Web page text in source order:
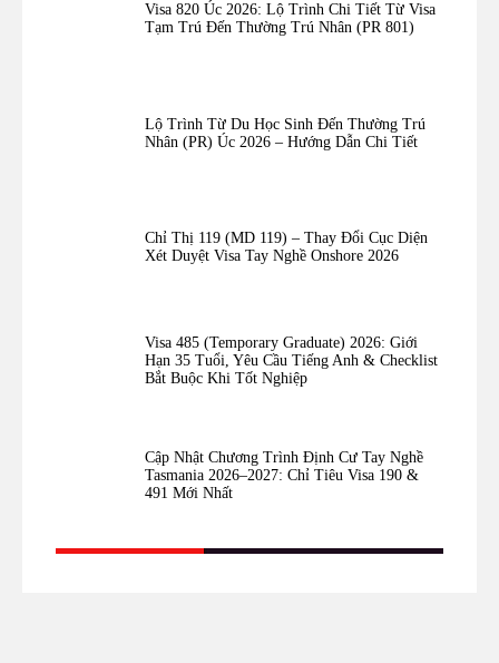
Visa 820 Úc 2026: Lộ Trình Chi Tiết Từ Visa
Tạm Trú Đến Thường Trú Nhân (PR 801)
Lộ Trình Từ Du Học Sinh Đến Thường Trú
Nhân (PR) Úc 2026 – Hướng Dẫn Chi Tiết
Chỉ Thị 119 (MD 119) – Thay Đổi Cục Diện
Xét Duyệt Visa Tay Nghề Onshore 2026
Visa 485 (Temporary Graduate) 2026: Giới
Hạn 35 Tuổi, Yêu Cầu Tiếng Anh & Checklist
Bắt Buộc Khi Tốt Nghiệp
Cập Nhật Chương Trình Định Cư Tay Nghề
Tasmania 2026–2027: Chỉ Tiêu Visa 190 &
491 Mới Nhất